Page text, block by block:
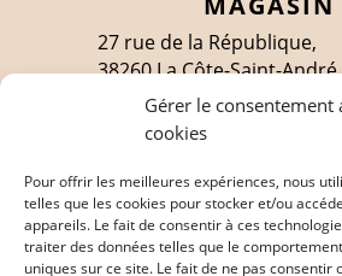
Gérer le consentement
cookies
Pour offrir les meilleures expériences, nous
telles que les cookies pour stocker et/ou
appareils. Le fait de consentir à ces
traiter des données telles que le
uniques sur ce site. Le fait de ne pas consentir
27 rue de la République,
38260 La Côte-Saint-André
SUIVEZ-MOI